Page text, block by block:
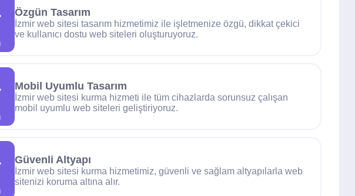
Özgün Tasarım
İzmir web sitesi tasarım hizmetimiz ile işletmenize özgü, dikkat çekici
ve kullanıcı dostu web siteleri oluşturuyoruz.
Mobil Uyumlu Tasarım
İzmir web sitesi kurma hizmeti ile tüm cihazlarda sorunsuz çalışan
mobil uyumlu web siteleri geliştiriyoruz.
Güvenli Altyapı
İzmir web sitesi kurma hizmetimiz, güvenli ve sağlam altyapılarla web
sitenizi koruma altına alır.